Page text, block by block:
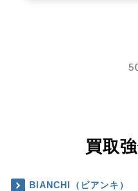
買取
BIANCHI（ビアンキ）